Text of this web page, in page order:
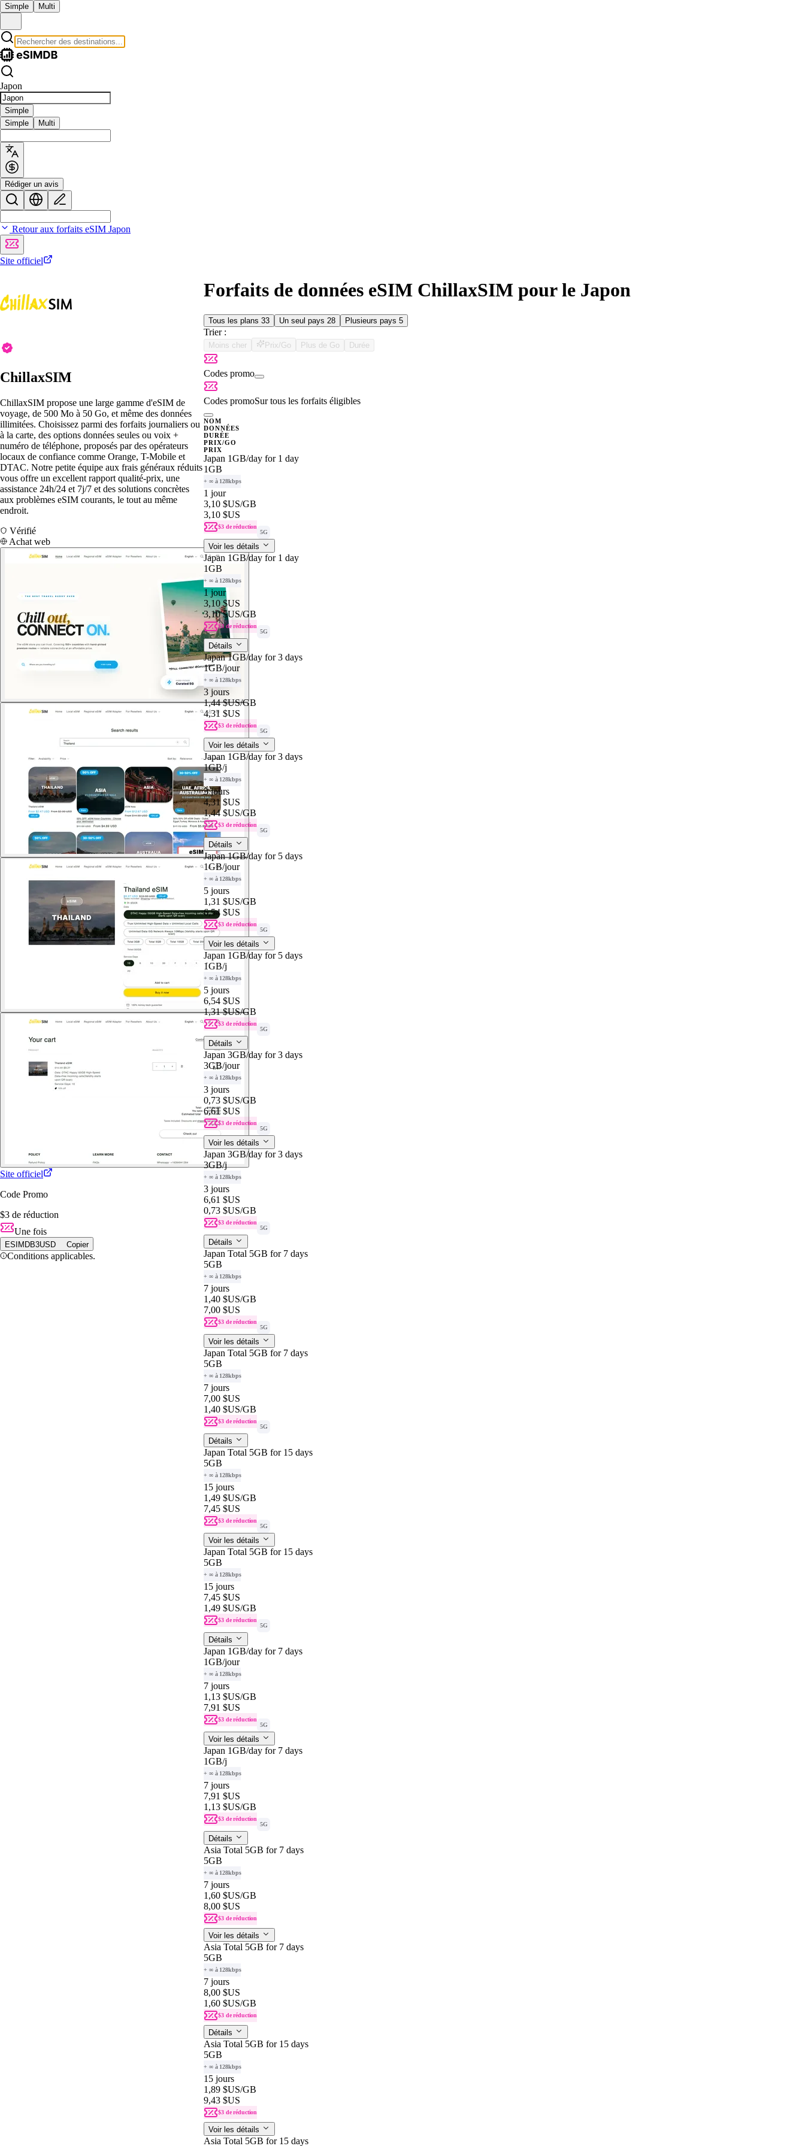
Simple Multi
Japon
Simple
Simple
Multi
Rédiger un avis
Retour aux forfaits eSIM Japon
Site officiel
ChillaxSIM
ChillaxSIM propose une large gamme d'eSIM de
voyage, de 500 Mo à 50 Go, et même des données
illimitées. Choisissez parmi des forfaits journaliers ou
à la carte, des options données seules ou voix +
numéro de téléphone, proposés par des opérateurs
locaux de confiance comme Orange, T-Mobile et
DTAC. Notre petite équipe aux frais généraux réduits
vous offre un excellent rapport qualité-prix, une
assistance 24h/24 et 7j/7 et des solutions concrètes
aux problèmes eSIM courants, le tout au même
endroit.
Vérifié
Achat web
Site officiel
Code Promo
$3 de réduction
Une fois
ESIMDB3USD Copier
Conditions applicables.
Forfaits de données eSIM ChillaxSIM pour le Japon
Tous les plans 33 Un seul pays 28 Plusieurs pays 5
Trier :
Moins cher Prix/Go Plus de Go Durée
Codes promo
Codes promoSur tous les forfaits éligibles
NOM
DONNÉES
DURÉE
PRIX/GO
PRIX
Japan 1GB/day for 1 day
1GB
+ ∞ à 128kbps
1 jour
3,10 $US/GB
3,10 $US
$3 de réduction
5G
Voir les détails
Japan 1GB/day for 1 day
1GB
+ ∞ à 128kbps
1 jour
3,10 $US
3,10 $US/GB
$3 de réduction
5G
Détails
Japan 1GB/day for 3 days
1GB/jour
+ ∞ à 128kbps
3 jours
1,44 $US/GB
4,31 $US
$3 de réduction
5G
Voir les détails
Japan 1GB/day for 3 days
1GB/j
+ ∞ à 128kbps
3 jours
4,31 $US
1,44 $US/GB
$3 de réduction
5G
Détails
Japan 1GB/day for 5 days
1GB/jour
+ ∞ à 128kbps
5 jours
1,31 $US/GB
6,54 $US
$3 de réduction
5G
Voir les détails
Japan 1GB/day for 5 days
1GB/j
+ ∞ à 128kbps
5 jours
6,54 $US
1,31 $US/GB
$3 de réduction
5G
Détails
Japan 3GB/day for 3 days
3GB/jour
+ ∞ à 128kbps
3 jours
0,73 $US/GB
6,61 $US
$3 de réduction
5G
Voir les détails
Japan 3GB/day for 3 days
3GB/j
+ ∞ à 128kbps
3 jours
6,61 $US
0,73 $US/GB
$3 de réduction
5G
Détails
Japan Total 5GB for 7 days
5GB
+ ∞ à 128kbps
7 jours
1,40 $US/GB
7,00 $US
$3 de réduction
5G
Voir les détails
Japan Total 5GB for 7 days
5GB
+ ∞ à 128kbps
7 jours
7,00 $US
1,40 $US/GB
$3 de réduction
5G
Détails
Japan Total 5GB for 15 days
5GB
+ ∞ à 128kbps
15 jours
1,49 $US/GB
7,45 $US
$3 de réduction
5G
Voir les détails
Japan Total 5GB for 15 days
5GB
+ ∞ à 128kbps
15 jours
7,45 $US
1,49 $US/GB
$3 de réduction
5G
Détails
Japan 1GB/day for 7 days
1GB/jour
+ ∞ à 128kbps
7 jours
1,13 $US/GB
7,91 $US
$3 de réduction
5G
Voir les détails
Japan 1GB/day for 7 days
1GB/j
+ ∞ à 128kbps
7 jours
7,91 $US
1,13 $US/GB
$3 de réduction
5G
Détails
Asia Total 5GB for 7 days
5GB
+ ∞ à 128kbps
7 jours
1,60 $US/GB
8,00 $US
$3 de réduction
Voir les détails
Asia Total 5GB for 7 days
5GB
+ ∞ à 128kbps
7 jours
8,00 $US
1,60 $US/GB
$3 de réduction
Détails
Asia Total 5GB for 15 days
5GB
+ ∞ à 128kbps
15 jours
1,89 $US/GB
9,43 $US
$3 de réduction
Voir les détails
Asia Total 5GB for 15 days